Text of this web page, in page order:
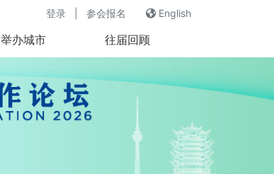
登录 参会报名 English
举办城市 往届回顾